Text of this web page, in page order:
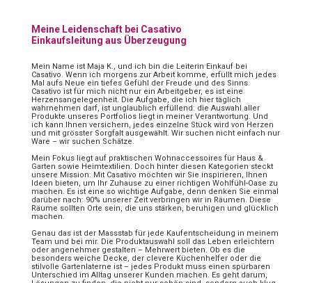
Meine Leidenschaft bei Casativo
Einkaufsleitung aus Überzeugung
Mein Name ist Maja K., und ich bin die Leiterin Einkauf bei
Casativo. Wenn ich morgens zur Arbeit komme, erfüllt mich jedes
Mal aufs Neue ein tiefes Gefühl der Freude und des Sinns.
Casativo ist für mich nicht nur ein Arbeitgeber, es ist eine
Herzensangelegenheit. Die Aufgabe, die ich hier täglich
wahrnehmen darf, ist unglaublich erfüllend: die Auswahl aller
Produkte unseres Portfolios liegt in meiner Verantwortung. Und
ich kann Ihnen versichern, jedes einzelne Stück wird von Herzen
und mit grösster Sorgfalt ausgewählt. Wir suchen nicht einfach nur
Ware – wir suchen Schätze.
Mein Fokus liegt auf praktischen Wohnaccessoires für Haus &
Garten sowie Heimtextilien. Doch hinter diesen Kategorien steckt
unsere Mission: Mit Casativo möchten wir Sie inspirieren, Ihnen
Ideen bieten, um Ihr Zuhause zu einer richtigen Wohlfühl-Oase zu
machen. Es ist eine so wichtige Aufgabe, denn denken Sie einmal
darüber nach: 90% unserer Zeit verbringen wir in Räumen. Diese
Räume sollten Orte sein, die uns stärken, beruhigen und glücklich
machen.
Genau das ist der Massstab für jede Kaufentscheidung in meinem
Team und bei mir. Die Produktauswahl soll das Leben erleichtern
oder angenehmer gestalten – Mehrwert bieten. Ob es die
besonders weiche Decke, der clevere Küchenhelfer oder die
stilvolle Gartenlaterne ist – jedes Produkt muss einen spürbaren
Unterschied im Alltag unserer Kunden machen. Es geht darum,